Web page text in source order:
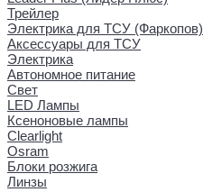
Трейлер
Электрика для ТСУ (Фаркопов)
Аксессуары для ТСУ
Электрика
Автономное питание
Свет
LED Лампы
Ксеноновые лампы
Clearlight
Osram
Блоки розжига
Линзы